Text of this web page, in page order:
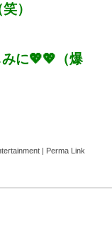
）
に💖💖（爆
Perma Link